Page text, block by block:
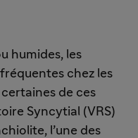
humides, les
chez les
de ces
Syncytial (VRS)
l’une des